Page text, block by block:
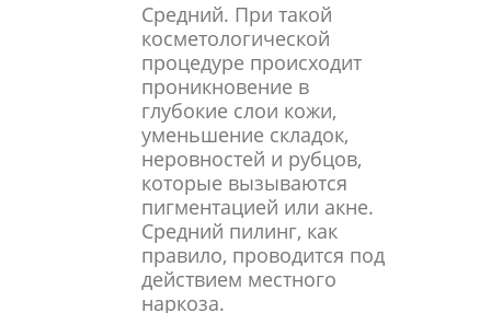
Средний. При такой
косметологической
процедуре происходит
проникновение в
глубокие слои кожи,
уменьшение складок,
неровностей и рубцов,
которые вызываются
пигментацией или акне.
Средний пилинг, как
правило, проводится под
действием местного
наркоза.